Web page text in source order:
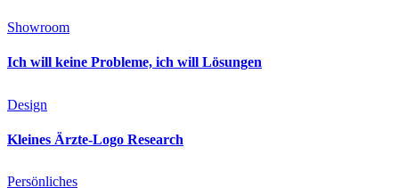
Showroom
Ich will keine Probleme, ich will Lösungen
Design
Kleines Ärzte-Logo Research
Persönliches